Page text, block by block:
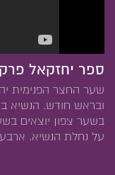
ספר יחזקאל
שער החצר הפנימית
ובראש חודש. הנשיא
בשער צפון יוצאים
על נחלת הנשיא.